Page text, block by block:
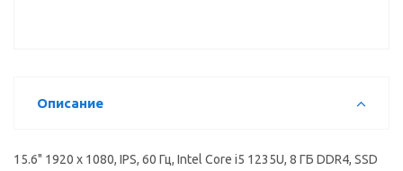
Описание
15.6" 1920 x 1080, IPS, 60 Гц, Intel Core i5 1235U, 8 ГБ DDR4, SSD